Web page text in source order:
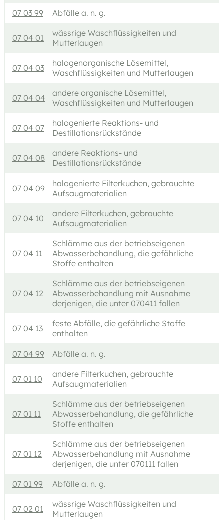
07 03 99
Abfälle a. n. g.
07 04 01
wässrige Waschflüssigkeiten und
Mutterlaugen
07 04 03
halogenorganische Lösemittel,
Waschflüssigkeiten und Mutterlaugen
07 04 04
andere organische Lösemittel,
Waschflüssigkeiten und Mutterlaugen
07 04 07
halogenierte Reaktions- und
Destillationsrückstände
07 04 08
andere Reaktions- und
Destillationsrückstände
07 04 09
halogenierte Filterkuchen, gebrauchte
Aufsaugmaterialien
07 04 10
andere Filterkuchen, gebrauchte
Aufsaugmaterialien
07 04 11
Schlämme aus der betriebseigenen
Abwasserbehandlung, die gefährliche
Stoffe enthalten
07 04 12
Schlämme aus der betriebseigenen
Abwasserbehandlung mit Ausnahme
derjenigen, die unter 070411 fallen
07 04 13
feste Abfälle, die gefährliche Stoffe
enthalten
07 04 99
Abfälle a. n. g.
07 01 10
andere Filterkuchen, gebrauchte
Aufsaugmaterialien
07 01 11
Schlämme aus der betriebseigenen
Abwasserbehandlung, die gefährliche
Stoffe enthalten
07 01 12
Schlämme aus der betriebseigenen
Abwasserbehandlung mit Ausnahme
derjenigen, die unter 070111 fallen
07 01 99
Abfälle a. n. g.
07 02 01
wässrige Waschflüssigkeiten und
Mutterlaugen